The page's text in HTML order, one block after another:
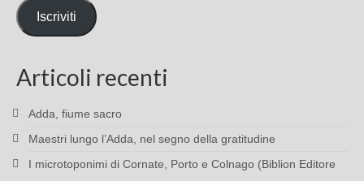
mail
Iscriviti
Articoli recenti
Adda, fiume sacro
Maestri lungo l’Adda, nel segno della gratitudine
I microtoponimi di Cornate, Porto e Colnago (Biblion Editore